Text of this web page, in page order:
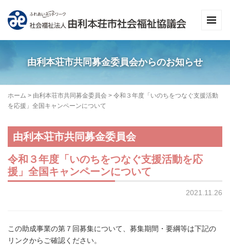
由利本荘市共同募金委員会からのお知らせ
ホーム > 由利本荘市共同募金委員会 > 令和３年度「いのちをつなぐ支援活動
を応援」全国キャンペーンについて
由利本荘市共同募金委員会
令和３年度「いのちをつなぐ支援活動を応
援」全国キャンペーンについて
2021.11.26
この助成事業の第７回募集について、募集期間・要綱等は下記の
リンクからご確認ください。